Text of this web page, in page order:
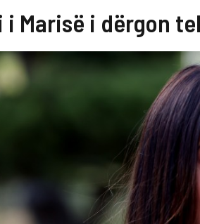
i Marisë i dërgon